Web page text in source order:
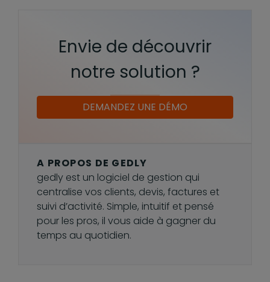
Envie de découvrir
notre solution ?
DEMANDEZ UNE DÉMO
A PROPOS DE GEDLY
gedly est un logiciel de gestion qui
centralise vos clients, devis, factures et
suivi d’activité. Simple, intuitif et pensé
pour les pros, il vous aide à gagner du
temps au quotidien.